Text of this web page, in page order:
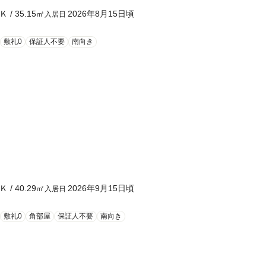
/ 35.15㎡ 入居日 2026年8月15日頃
敷礼0 保証人不要 南向き
/ 40.29㎡ 入居日 2026年9月15日頃
敷礼0 角部屋 保証人不要 南向き